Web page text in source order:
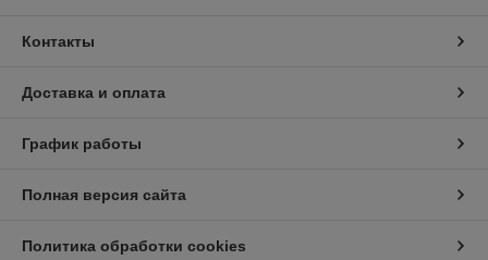
Контакты
Доставка и оплата
График работы
Полная версия сайта
Политика обработки cookies